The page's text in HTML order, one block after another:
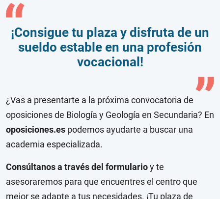
¡Consigue tu plaza y disfruta de un
sueldo estable en una profesión
vocacional!
¿Vas a presentarte a la próxima convocatoria de
oposiciones de Biología y Geología en Secundaria? En
oposiciones.es podemos ayudarte a buscar una
academia especializada.
Consúltanos a través del formularioy te
asesoraremos para que encuentres el centro que
mejor se adapte a tus necesidades. ¡Tu plaza de